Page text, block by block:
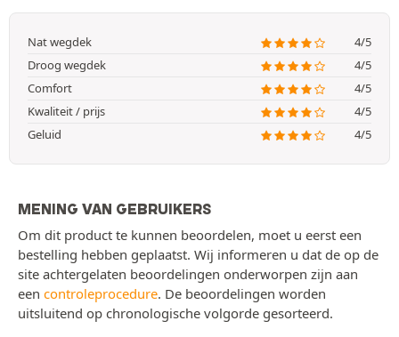
Nat wegdek
4/5
Droog wegdek
4/5
Comfort
4/5
Kwaliteit / prijs
4/5
Geluid
4/5
MENING VAN GEBRUIKERS
Om dit product te kunnen beoordelen, moet u eerst een
bestelling hebben geplaatst. Wij informeren u dat de op de
site achtergelaten beoordelingen onderworpen zijn aan
een controleprocedure. De beoordelingen worden
uitsluitend op chronologische volgorde gesorteerd.